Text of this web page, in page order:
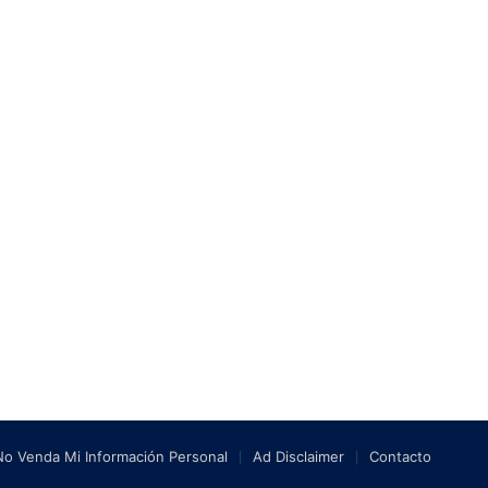
Venda Mi Información Personal Ad Disclaimer Contacto